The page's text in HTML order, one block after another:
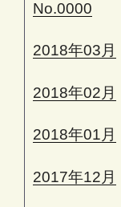
No.0000
2018年03月
2018年02月
2018年01月
2017年12月